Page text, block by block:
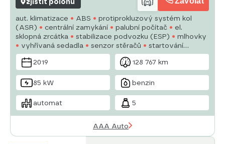
aut. klimatizace ABS
protiprokluzový systém kol
(ASR)
centrální zamykání palubní počítač
el.
sklopná zrcátka
stabilizace podvozku (ESP)
mlhovky
vyhřívaná sedadla
senzor stěračů
startování
tlačítkem
senzor tlaku v pneumatikách USB
6x
airbag
parkovací asistent
2019 128 767 km
85 kW benzin
automat 5
AAA Auto